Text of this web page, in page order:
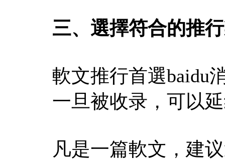
三、選擇符合的推
軟文推行首選baidu
一旦被收录，可以
凡是一篇軟文，建